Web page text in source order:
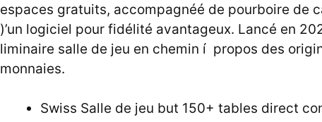
espaces gratuits, accompagnéé de pourboire de
)’un logiciel pour fidélité avantageux. Lancé en
liminaire salle de jeu en chemin í propos des
monnaies.
Swiss Salle de jeu but 150+ tables direct